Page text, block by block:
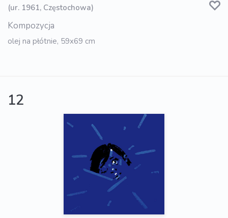
(ur. 1961, Częstochowa)
Kompozycja
olej na płótnie, 59x69 cm
12